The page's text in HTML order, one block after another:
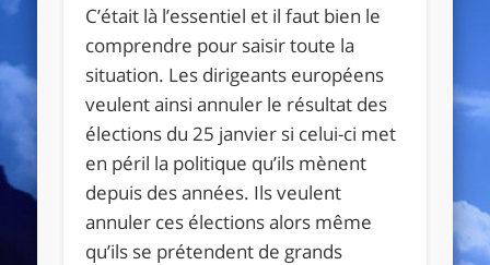
C’était là l’essentiel et il faut bien le
comprendre pour saisir toute la
situation. Les dirigeants européens
veulent ainsi annuler le résultat des
élections du 25 janvier si celui-ci met
en péril la politique qu’ils mènent
depuis des années. Ils veulent
annuler ces élections alors même
qu’ils se prétendent de grands